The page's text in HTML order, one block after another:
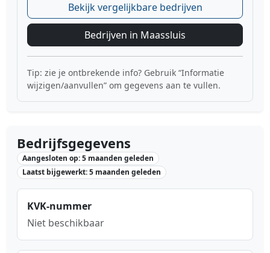
Bekijk vergelijkbare bedrijven
Bedrijven in Maassluis
Tip: zie je ontbrekende info? Gebruik “Informatie
wijzigen/aanvullen” om gegevens aan te vullen.
Bedrijfsgegevens
Aangesloten op: 5 maanden geleden
Laatst bijgewerkt: 5 maanden geleden
KVK-nummer
Niet beschikbaar